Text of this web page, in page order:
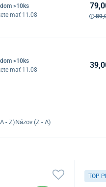
>10ks
mať 11.08
>10ks
mať 11.08
- Z)Názov (Z - A)
TOP